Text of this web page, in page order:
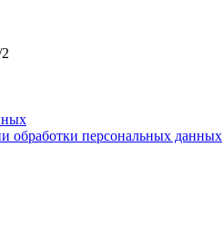
персональных данных